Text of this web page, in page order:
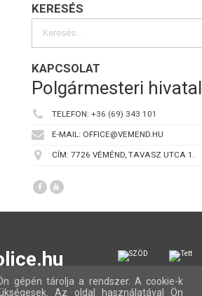
KERESÉS
KAPCSOLAT
Polgármesteri hivatal
TELEFON: +36 (69) 343 101
E-MAIL: OFFICE@VEMEND.HU
CÍM: 7726 VÉMÉND, TAVASZ UTCA 1.
gépén tárolja a rendszer. A cookie-k
Az oldal használatával Ön